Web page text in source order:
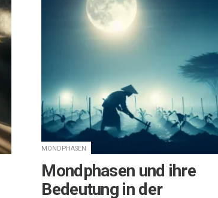
MONDPHASEN
Mondphasen und ihre
Bedeutung in der